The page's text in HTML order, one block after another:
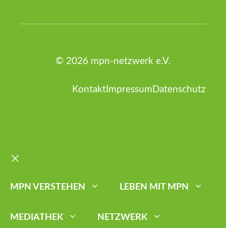
© 2026 mpn-netzwerk e.V.
Kontakt Impressum Datenschutz
MPN VERSTEHEN
LEBEN MIT MPN
MEDIATHEK NETZWERK